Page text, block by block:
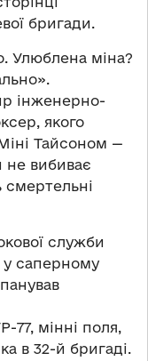
бригади.
Улюблена міна?
інженерно-
якого
Тайсоном —
не вибиває
смертельні
служби
саперному
77, мінні поля,
в 32-й бригаді.